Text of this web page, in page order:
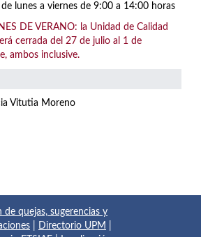
de lunes a viernes de 9:00 a 14:00 horas
DE VERANO: la Unidad de Calidad
cerrada del 27 de julio al 1 de
ambos inclusive.
Vitutia Moreno
de quejas, sugerencias y
Directorio UPM